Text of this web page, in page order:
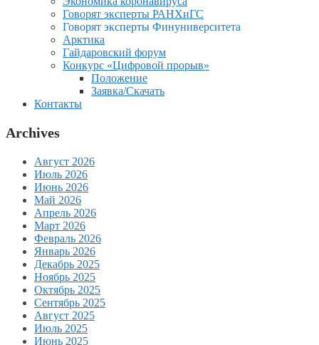
Говорят эксперты РАНХиГС
Говорят эксперты Финуниверситета
Арктика
Гайдаровский форум
Конкурс «Цифровой прорыв»
Положение
Заявка/Скачать
Контакты
Archives
Август 2026
Июль 2026
Июнь 2026
Май 2026
Апрель 2026
Март 2026
Февраль 2026
Январь 2026
Декабрь 2025
Ноябрь 2025
Октябрь 2025
Сентябрь 2025
Август 2025
Июль 2025
Июнь 2025